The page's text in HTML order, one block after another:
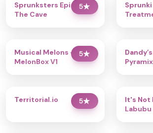
5★
Sprunksters Episode 2:
The Cave
5★
Musical Melons –
MelonBox V1
5★
Territorial.io
It's Not
Labubu